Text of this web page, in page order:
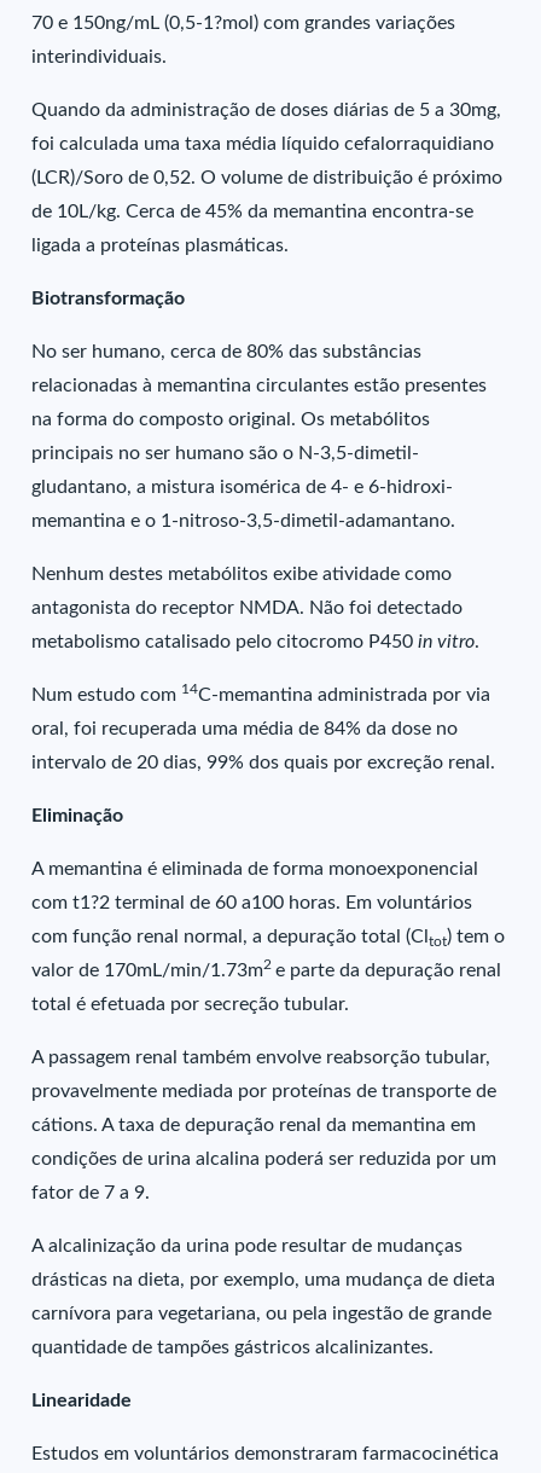
70 e 150ng/mL (0,5-1?mol) com grandes variações
interindividuais.
Quando da administração de doses diárias de 5 a 30mg,
foi calculada uma taxa média líquido cefalorraquidiano
(LCR)/Soro de 0,52. O volume de distribuição é próximo
de 10L/kg. Cerca de 45% da memantina encontra-se
ligada a proteínas plasmáticas.
Biotransformação
No ser humano, cerca de 80% das substâncias
relacionadas à memantina circulantes estão presentes
na forma do composto original. Os metabólitos
principais no ser humano são o N-3,5-dimetil-
gludantano, a mistura isomérica de 4- e 6-hidroxi-
memantina e o 1-nitroso-3,5-dimetil-adamantano.
Nenhum destes metabólitos exibe atividade como
antagonista do receptor NMDA. Não foi detectado
metabolismo catalisado pelo citocromo P450in vitro.
Num estudo com 14C-memantina administrada por via
oral, foi recuperada uma média de 84% da dose no
intervalo de 20 dias, 99% dos quais por excreção renal.
Eliminação
A memantina é eliminada de forma monoexponencial
com t1?2 terminal de 60 a100 horas. Em voluntários
com função renal normal, a depuração total (Cltot) tem o
valor de 170mL/min/1.73m2 e parte da depuração renal
total é efetuada por secreção tubular.
A passagem renal também envolve reabsorção tubular,
provavelmente mediada por proteínas de transporte de
cátions. A taxa de depuração renal da memantina em
condições de urina alcalina poderá ser reduzida por um
fator de 7 a 9.
A alcalinização da urina pode resultar de mudanças
drásticas na dieta, por exemplo, uma mudança de dieta
carnívora para vegetariana, ou pela ingestão de grande
quantidade de tampões gástricos alcalinizantes.
Linearidade
Estudos em voluntários demonstraram farmacocinética